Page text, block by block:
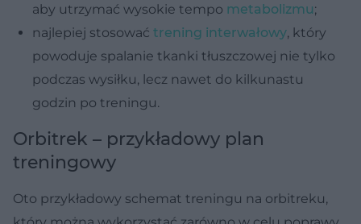
aby utrzymać wysokie tempo metabolizmu;
najlepiej stosować trening interwałowy, który
powoduje spalanie tkanki tłuszczowej nie tylko
podczas wysiłku, lecz nawet do kilkunastu
godzin po treningu.
Orbitrek – przykładowy plan
treningowy
Oto przykładowy schemat treningu na orbitreku,